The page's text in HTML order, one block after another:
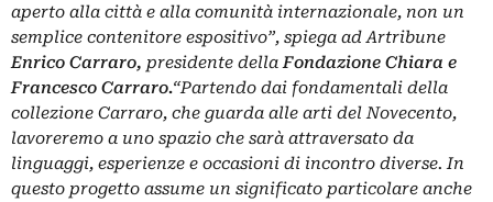
aperto alla città e alla comunità internazionale, non un
semplice contenitore espositivo”, spiega ad Artribune
Enrico Carraro, presidente dellaFondazione Chiara e
Francesco Carraro.“Partendo dai fondamentali della
collezione Carraro, che guarda alle arti del Novecento,
lavoreremo a uno spazio che sarà attraversato da
linguaggi, esperienze e occasioni di incontro diverse. In
questo progetto assume un significato particolare anche